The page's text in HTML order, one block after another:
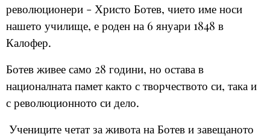
революционери - Христо Ботев, чието име носи
нашето училище, е роден на 6 януари 1848 в
Калофер.
Ботев живее само 28 години, но остава в
националната памет както с творчеството си, така и
с революционното си дело.
Учениците четат за живота на Ботев и завещаното